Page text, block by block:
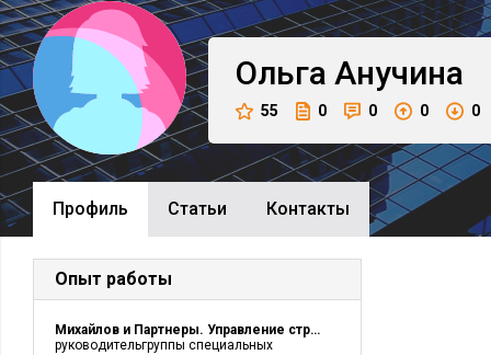
Ольга Aнучина
55 0 0 0 0
Профиль Cтатьи Контакты
Опыт работы
Михайлов и Партнеры. Управление стратегическими коммуникациями
руководительгруппы специальных